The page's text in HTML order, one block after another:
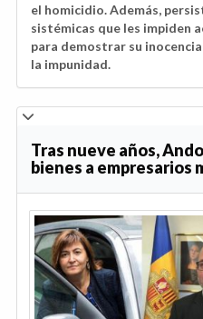
el homicidio. Además,
sistémicas que les impiden
para demostrar su
la impunidad.
Tras nueve años,
bienes a empresarios